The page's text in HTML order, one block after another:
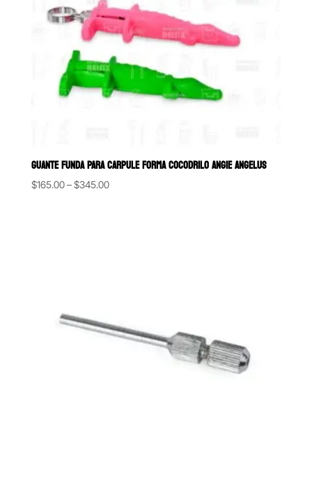
GUANTE FUNDA PARA CARPULE FORMA COCODRILO ANGIE ANGELUS
$165.00–$345.00Price